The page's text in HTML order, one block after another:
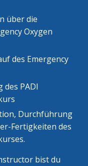
über die
Oxygen
des Emergency
PADI
Durchführung
Fertigkeiten des
bist du